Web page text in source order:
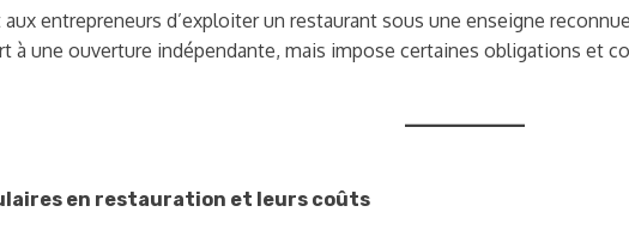
entrepreneurs d’exploiter un restaurant sous une enseigne
à une ouverture indépendante, mais impose certaines obligations et
en restauration et leurs coûts